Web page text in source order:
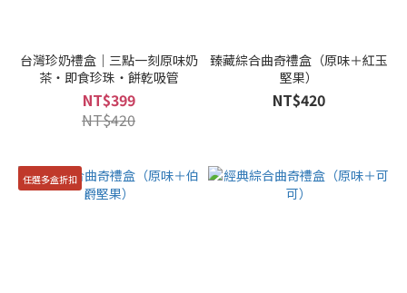
台灣珍奶禮盒｜三點一刻原味奶
茶・即食珍珠・餅乾吸管
NT$399
NT$420
臻藏綜合曲奇禮盒（原味＋紅玉
堅果）
NT$420
任選多盒折扣